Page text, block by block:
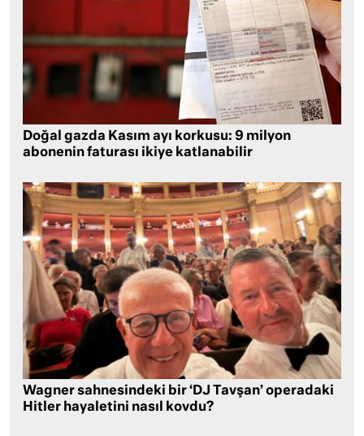
Doğal gazda Kasım ayı korkusu: 9 milyon
abonenin faturası ikiye katlanabilir
Wagner sahnesindeki bir ‘DJ Tavşan’ operadaki
Hitler hayaletini nasıl kovdu?